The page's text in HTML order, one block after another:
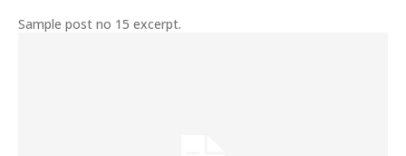
Sample post no 15 excerpt.